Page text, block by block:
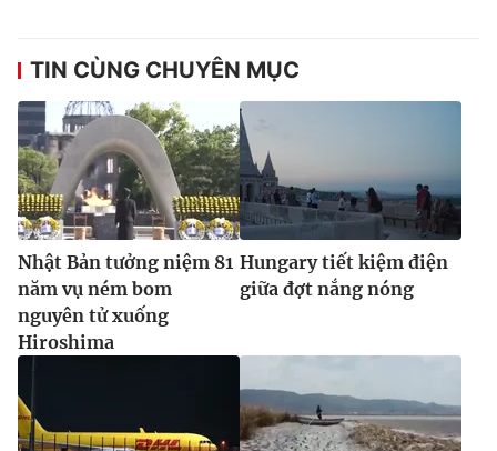
® Cấm sao chép dưới mọi hình thức nếu không có sự chấp
thông tin từ website này.
TIN CÙNG CHUYÊN MỤC
Nhật Bản tưởng niệm 81
năm vụ ném bom
nguyên tử xuống
Hiroshima
Hungary tiết kiệm điện
giữa đợt nắng nóng